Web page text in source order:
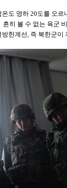
온도 영하 20도를 오르
흔히 볼 수 없는 육군
방한계선, 즉 북한군이